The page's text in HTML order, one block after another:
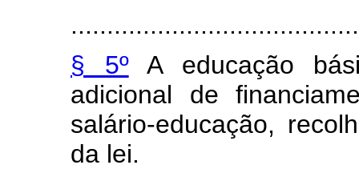
§ 5ºA educação
adicional de
salário-educação,
da lei.